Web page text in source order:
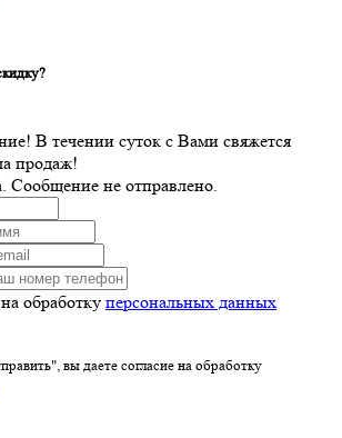
В течении суток с Вами свяжется
продаж!
Сообщение не отправлено.
обработку персональных данных
вы даете согласие на обработку